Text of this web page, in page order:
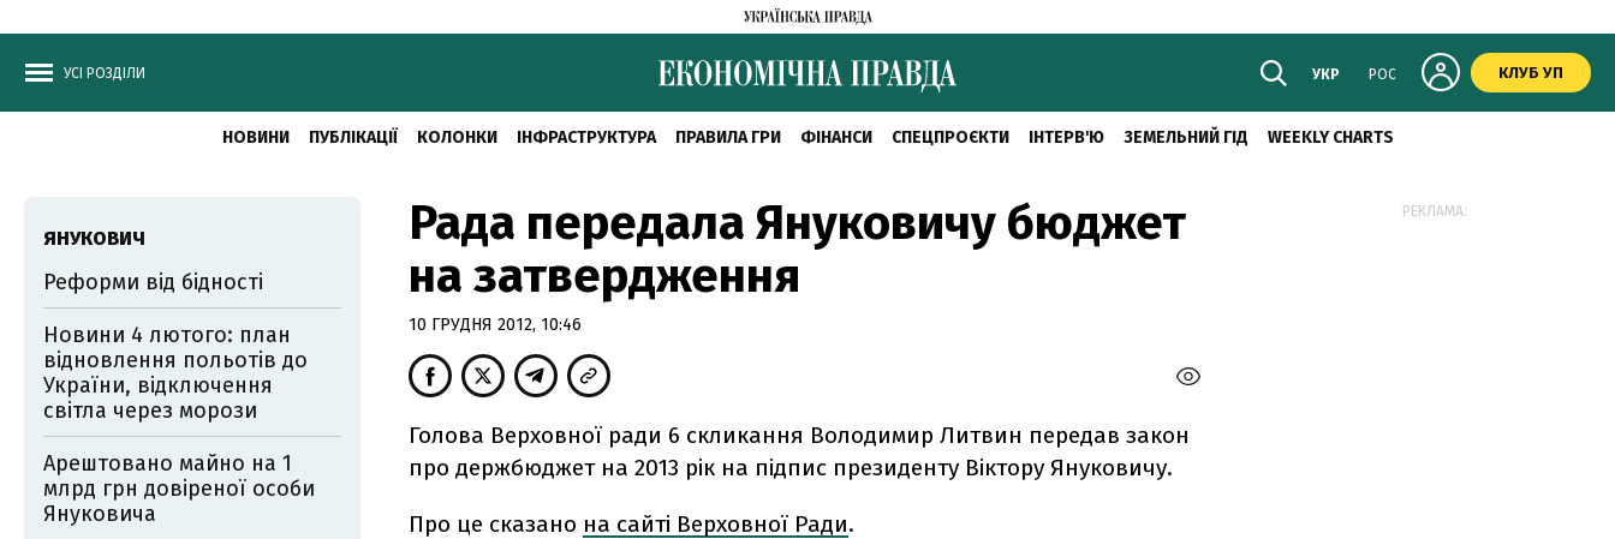
УСІ РОЗДІЛИ УКР РОС КЛУБ УП
НОВИНИ ПУБЛІКАЦІЇ КОЛОНКИ ІНФРАСТРУКТУРА ПРАВИЛА ГРИ ФІНАНСИ СПЕЦПРОЄКТИ ІНТЕРВ'Ю ЗЕМЕЛЬНИЙ ГІД WEEKLY CHARTS
Рада передала Януковичу бюджет
на затвердження
10 ГРУДНЯ 2012, 10:46
Голова Верховної ради 6 скликання Володимир Литвин передав закон
про держбюджет на 2013 рік на підпис президенту Віктору Януковичу.
Про це сказано на сайті Верховної Ради.
ЯНУКОВИЧ
Реформи від бідності
Новини 4 лютого: план
відновлення польотів до
України, відключення
світла через морози
Арештовано майно на 1
млрд грн довіреної особи
Януковича
РЕКЛАМА: